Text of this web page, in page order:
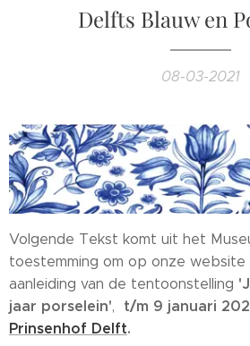
Delfts Blauw en
08-03-2021
Volgende Tekst komt uit het
toestemming om op onze
aanleiding van de tentoonstelling
jaar porselein', t/m 9 januari
Prinsenhof Delft.